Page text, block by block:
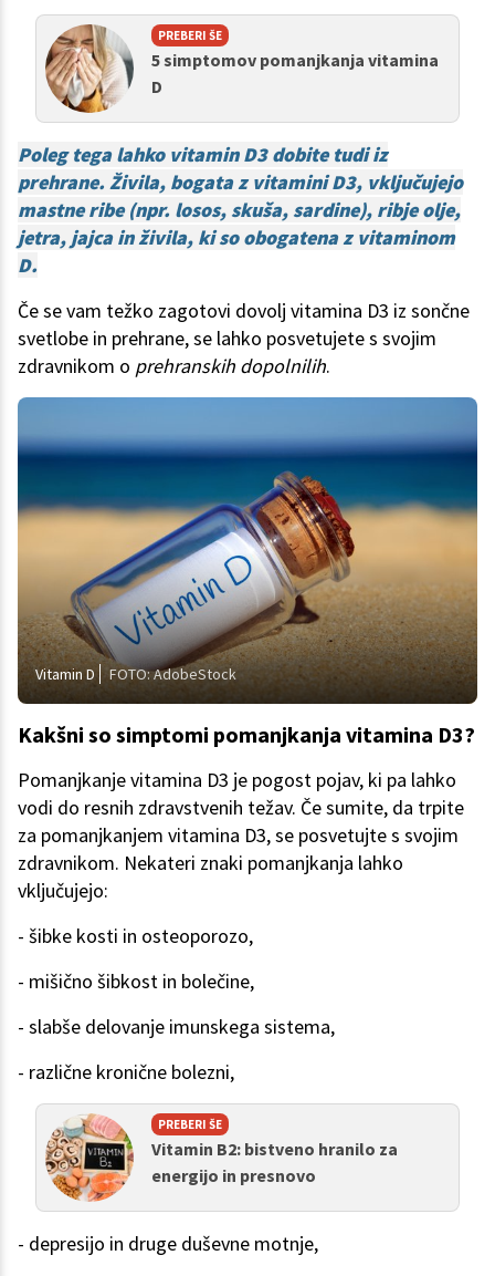
PREBERI ŠE
5 simptomov pomanjkanja vitamina
D
Poleg tega lahko vitamin D3 dobite tudi iz
prehrane. Živila, bogata z vitamini D3, vključujejo
mastne ribe (npr. losos, skuša, sardine), ribje olje,
jetra, jajca in živila, ki so obogatena z vitaminom
D.
Če se vam težko zagotovi dovolj vitamina D3 iz sončne
svetlobe in prehrane, se lahko posvetujete s svojim
zdravnikom o prehranskih dopolnilih.
Vitamin D FOTO: AdobeStock
Kakšni so simptomi pomanjkanja vitamina D3?
Pomanjkanje vitamina D3 je pogost pojav, ki pa lahko
vodi do resnih zdravstvenih težav. Če sumite, da trpite
za pomanjkanjem vitamina D3, se posvetujte s svojim
zdravnikom. Nekateri znaki pomanjkanja lahko
vključujejo:
- šibke kosti in osteoporozo,
- mišično šibkost in bolečine,
- slabše delovanje imunskega sistema,
- različne kronične bolezni,
PREBERI ŠE
Vitamin B2: bistveno hranilo za
energijo in presnovo
- depresijo in druge duševne motnje,